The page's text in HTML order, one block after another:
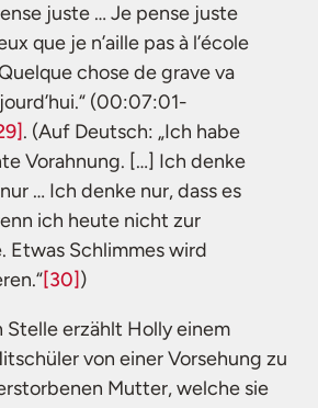
juste … Je pense juste
que je n’aille pas à l’école
chose de grave va
(00:07:01-
. (Auf Deutsch: „Ich habe
Vorahnung. […] Ich denke
… Ich denke nur, dass es
ich heute nicht zur
Etwas Schlimmes wird
[30])
erzählt Holly einem
von einer Vorsehung zu
Mutter, welche sie